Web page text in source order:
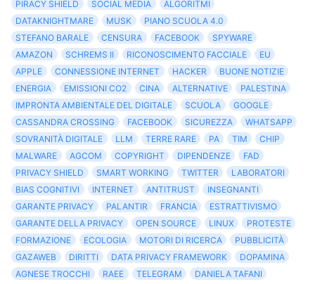
PIRACY SHIELD SOCIAL MEDIA
ALGORITMI
DATAKNIGHTMARE
MUSK
PIANO SCUOLA 4.0
STEFANO BARALE
CENSURA FACEBOOK
SPYWARE
AMAZON
SCHREMS II RICONOSCIMENTO FACCIALE
EU
APPLE
CONNESSIONE INTERNET HACKER
BUONE NOTIZIE
ENERGIA
EMISSIONI CO2 CINA ALTERNATIVE
PALESTINA
IMPRONTA AMBIENTALE DEL DIGITALE
SCUOLA
GOOGLE
CASSANDRA CROSSING
FACEBOOK SICUREZZA
WHATSAPP
SOVRANITÀ DIGITALE
LLM TERRE RARE PA TIM
CHIP
MALWARE
AGCOM COPYRIGHT DIPENDENZE
FAD
PRIVACY SHIELD
SMART WORKING TWITTER
LABORATORI
BIAS COGNITIVI
INTERNET ANTITRUST
INSEGNANTI
GARANTE PRIVACY
PALANTIR FRANCIA
ESTRATTIVISMO
GARANTE DELLA PRIVACY
OPEN SOURCE LINUX
PROTESTE
FORMAZIONE
ECOLOGIA MOTORI DI RICERCA
PUBBLICITÀ
GAZAWEB
DIRITTI DATA PRIVACY FRAMEWORK
DOPAMINA
AGNESE TROCCHI
RAEE TELEGRAM
DANIELA TAFANI